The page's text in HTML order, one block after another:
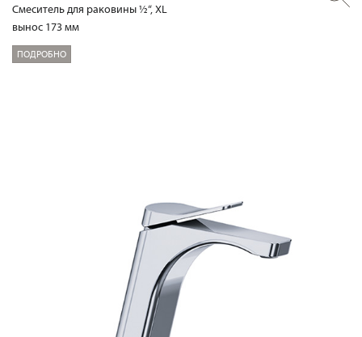
Смеситель для раковины ½“, XL
вынос 173 мм
ПОДРОБНО